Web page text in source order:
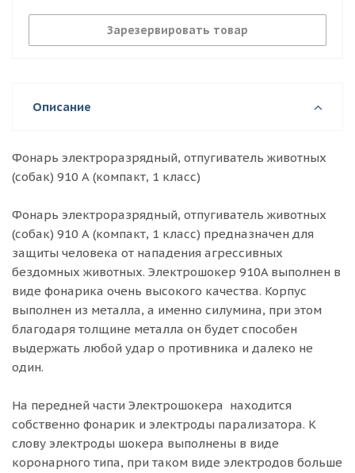
Зарезервировать товар
Описание
Фонарь электроразрядный, отпугиватель животных
(собак) 910 А (компакт, 1 класс)
Фонарь электроразрядный, отпугиватель животных
(собак) 910 А (компакт, 1 класс) предназначен для
защиты человека от нападения агрессивных
бездомных животных. Электрошокер 910A выполнен в
виде фонарика очень высокого качества. Корпус
выполнен из металла, а именно силумина, при этом
благодаря толщине металла он будет способен
выдержать любой удар о противника и далеко не
один.
На передней части Электрошокера находится
собственно фонарик и электроды парализатора. К
слову электроды шокера выполнены в виде
коронарного типа, при таком виде электродов больше